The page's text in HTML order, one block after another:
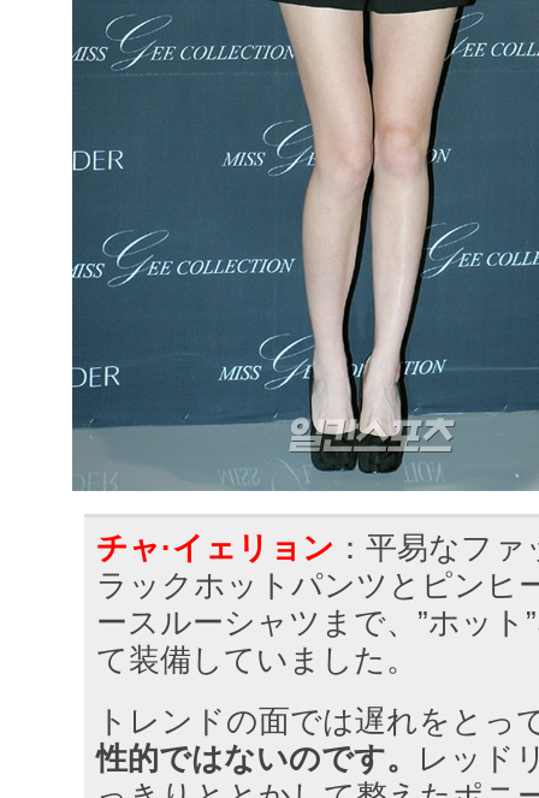
チャ·イェリョン ：平易なフ
ラックホットパンツとピンヒ
ースルーシャツまで、”ホット
て装備していました。
トレンドの面では遅れをとっ
性的ではないのです。
レッド